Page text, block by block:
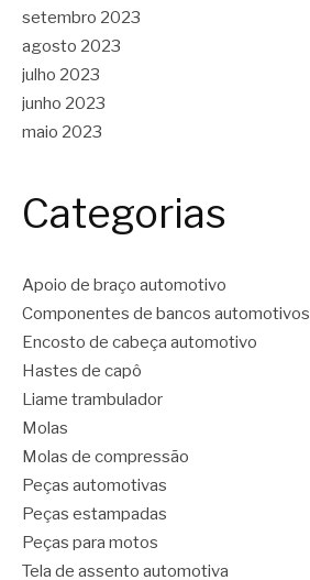
setembro 2023
agosto 2023
julho 2023
junho 2023
maio 2023
Categorias
Apoio de braço automotivo
Componentes de bancos automotivos
Encosto de cabeça automotivo
Hastes de capô
Liame trambulador
Molas
Molas de compressão
Peças automotivas
Peças estampadas
Peças para motos
Tela de assento automotiva